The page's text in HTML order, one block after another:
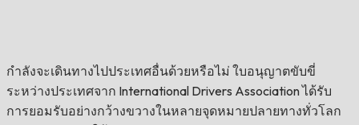
กำลังจะเดินทางไปประเทศอื่นด้วยหรือไม่ ใบอนุญาตขับขี่
ระหว่างประเทศจาก International Drivers Association ได้รับ
การยอมรับอย่างกว้างขวางในหลายจุดหมายปลายทางทั่วโลก